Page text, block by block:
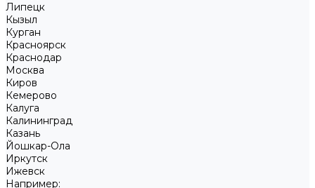
Липецк
Кызыл
Курган
Красноярск
Краснодар
Москва
Киров
Кемерово
Калуга
Калининград
Казань
Йошкар-Ола
Иркутск
Ижевск
Например: